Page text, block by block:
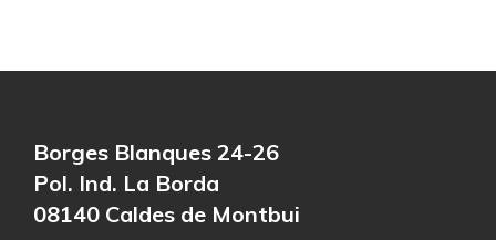
Borges Blanques 24-26
Pol. Ind. La Borda
08140 Caldes de Montbui